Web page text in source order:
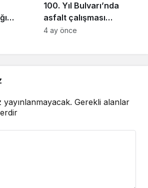
100. Yıl Bulvarı’nda
asfalt çalışması
gerçekleştirilecek
4 ay önce
Gerekli alanlar